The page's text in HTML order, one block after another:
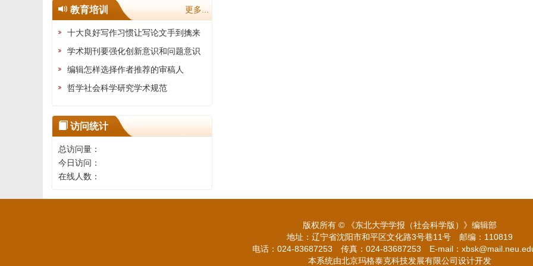
教育培训 更多...
十大良好写作习惯让写论文手到擒来
学术期刊要强化创新意识和问题意识
编辑怎样选择作者推荐的审稿人
哲学社会科学研究学术规范
访问统计
总访问量：
今日访问：
在线人数：
版权所有 © 《东北大学学报（社会科学版）》编辑部
地址：辽宁省沈阳市和平区文化路3号巷11号 邮编：110819
电话：024-83687253 传真：024-83687253 E-mail：
本系统由北京玛格泰克科技发展有限公司设计开发